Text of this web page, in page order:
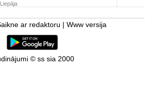
ar redaktoru Www versija
© ss sia 2000